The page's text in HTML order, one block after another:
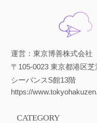
運営：東京博善株式会社
〒105-0023 東京都港区芝
シーバンスS館13階
https://
CATEGORY